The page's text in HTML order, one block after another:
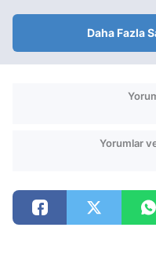
Daha Fazla
Yorumlar